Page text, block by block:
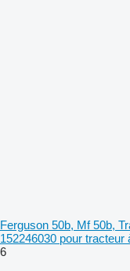
Ferguson 50b, Mf 50b,
152246030 pour
6